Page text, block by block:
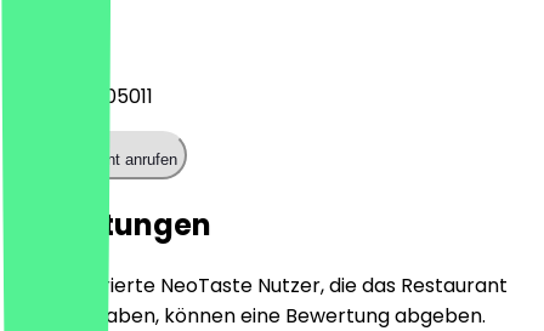
+4924199105011
Restaurant anrufen
Bewertungen
Nur registrierte NeoTaste Nutzer, die das Restaurant
besucht haben, können eine Bewertung abgeben.